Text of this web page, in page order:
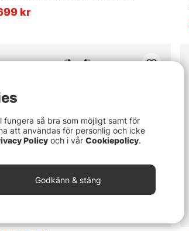
kr
så bra som möjligt samt för
att användas för personlig och icke
Policy och i vår Cookiepolicy.
Godkänn & stäng